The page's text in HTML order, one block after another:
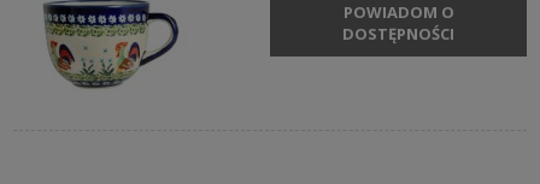
POWIADOM O
DOSTĘPNOŚCI